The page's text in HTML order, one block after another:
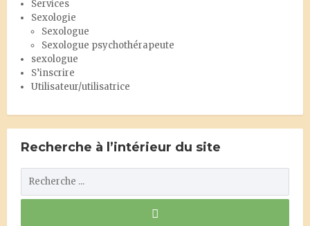
Services
Sexologie
Sexologue
Sexologue psychothérapeute
sexologue
S’inscrire
Utilisateur/utilisatrice
Recherche à l’intérieur du site